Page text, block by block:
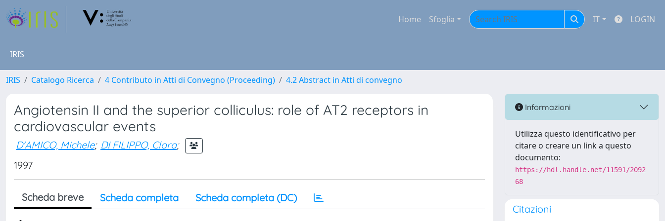
Home Sfoglia IT LOGIN
IRIS
IRIS Catalogo Ricerca 4 Contributo in Atti di Convegno (Proceeding) 4.2 Abstract in Atti di convegno
Angiotensin II and the superior colliculus: role of AT2 receptors in
cardiovascular events
D'AMICO, Michele; DI FILIPPO, Clara;
1997
Scheda breve Scheda completa Scheda completa (DC)
Informazioni
Utilizza questo identificativo per
citare o creare un link a questo
documento:
https://hdl.handle.net/11591/2092
68
Citazioni